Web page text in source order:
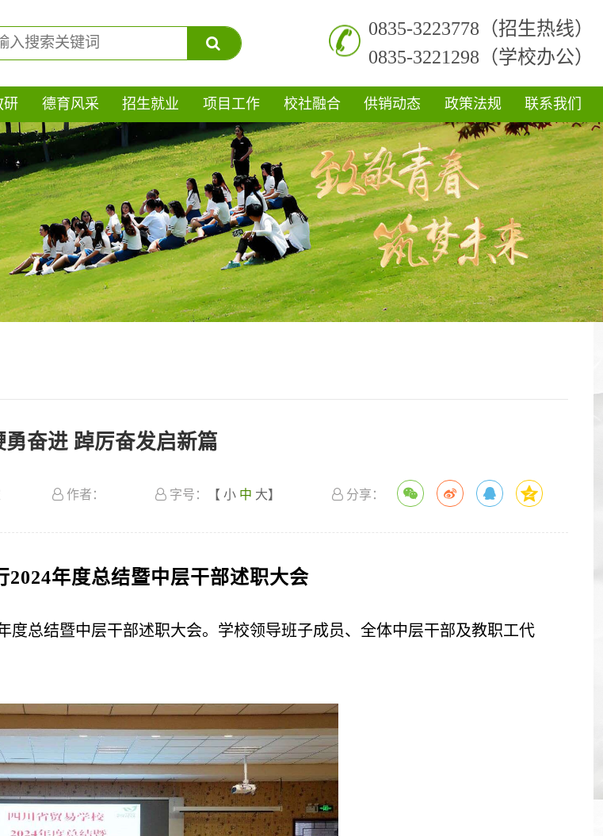
0835-3223778（招生热线）
0835-3221298（学校办公）
研 德育风采 招生就业 项目工作 校社融合 供销动态 政策法规 联系我们
勇奋进 踔厉奋发启新篇
作者： 字号： 【小 中 大】 分享：
2024年度总结暨中层干部述职大会
度总结暨中层干部述职大会。学校领导班子成员、全体中层干部及教职工代